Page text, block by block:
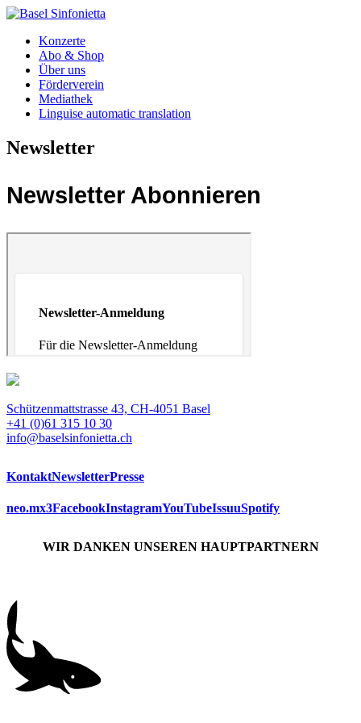
Konzerte
Abo & Shop
Über uns
Förderverein
Mediathek
Linguise automatic translation
Newsletter
Newsletter Abonnieren
Schützenmattstrasse 43, CH-4051 Basel
+41 (0)61 315 10 30
info@baselsinfonietta.ch
KontaktNewsletterPresse
neo.mx3FacebookInstagramYouTubeIssuuSpotify
WIR DANKEN UNSEREN HAUPTPARTNERN